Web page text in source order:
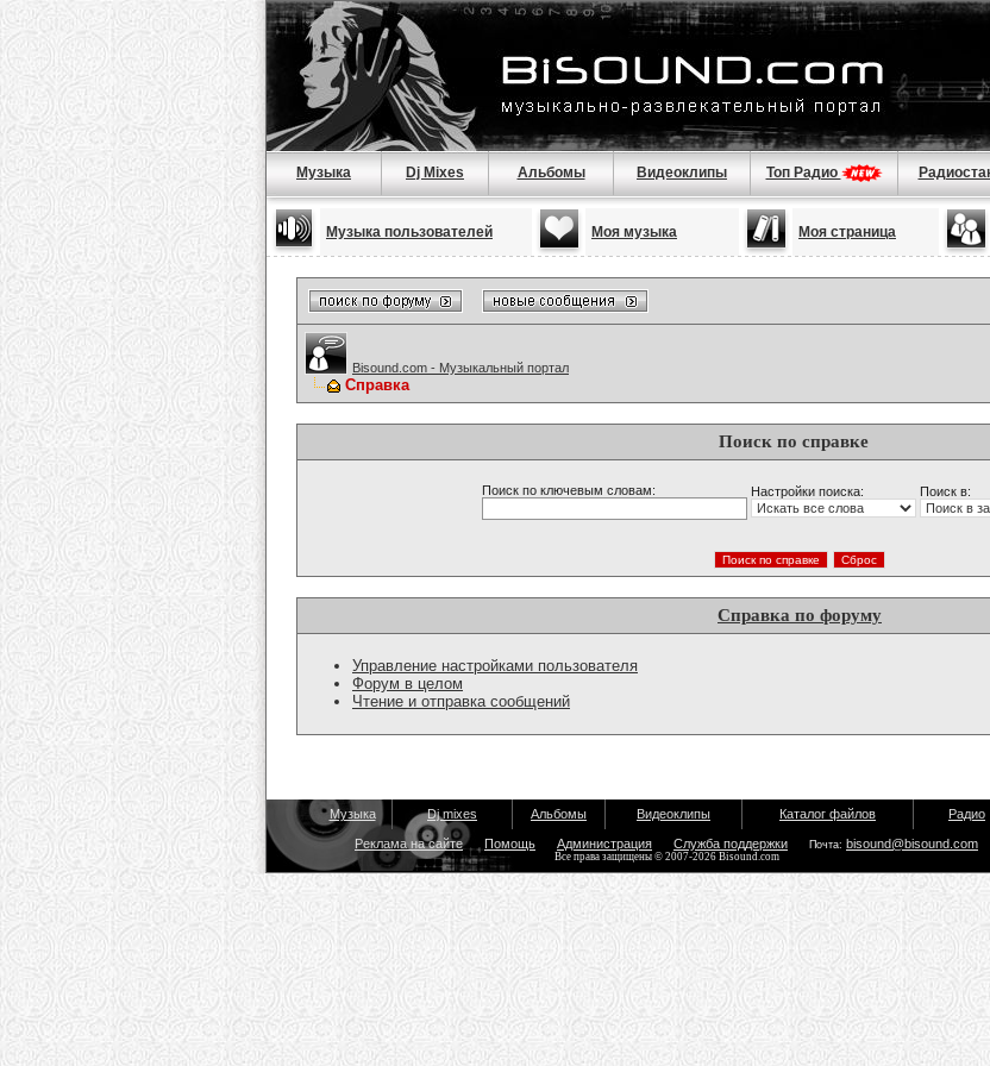
Музыка Dj Mixes Альбомы Видеоклипы Топ Радио
Музыка пользователей Моя музыка Моя страница
Bisound.com - Музыкальный портал
Справка
Поиск по справке
Поиск по ключевым словам: Настройки поиска: Поиск в:
Справка по форуму
Управление настройками пользователя
Форум в целом
Чтение и отправка сообщений
Музыка Dj mixes Альбомы Видеоклипы Каталог файлов Радио
Реклама на сайте Помощь Администрация Служба поддержки Почта: bisound@bisound.com
Все права защищены © 2007-2026 Bisound.com